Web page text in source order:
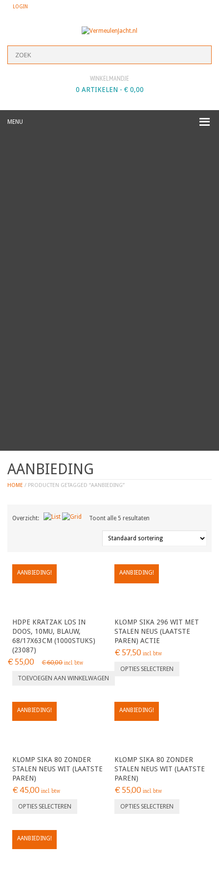
LOGIN
WINKELMANDJE
0 ARTIKELEN - €0,00
MENU
AANBIEDING
HOME / PRODUCTEN GETAGGED “AANBIEDING”
Overzicht: Toont alle 5 resultaten
AANBIEDING!
HDPE KRATZAK LOS IN
DOOS, 10MU, BLAUW,
68/17X63CM (1000STUKS)
(23087)
€60,00
€ 55,00 incl. btw
TOEVOEGEN AAN WINKELWAGEN
AANBIEDING!
KLOMP SIKA 296 WIT MET
STALEN NEUS (LAATSTE
PAREN) ACTIE
€ 57,50 incl. btw
OPTIES SELECTEREN
AANBIEDING!
KLOMP SIKA 80 ZONDER
STALEN NEUS WIT (LAATSTE
PAREN)
€45,00 incl. btw
OPTIES SELECTEREN
AANBIEDING!
KLOMP SIKA 80 ZONDER
STALEN NEUS WIT (LAATSTE
PAREN)
€ 55,00 incl. btw
OPTIES SELECTEREN
AANBIEDING!